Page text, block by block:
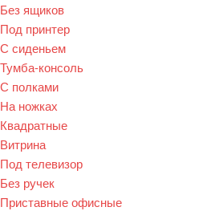
Без ящиков
Под принтер
С сиденьем
Тумба-консоль
С полками
На ножках
Квадратные
Витрина
Под телевизор
Без ручек
Приставные офисные